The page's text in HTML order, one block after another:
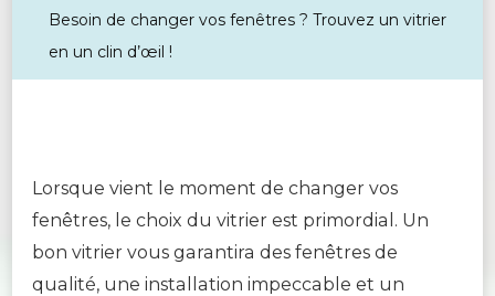
Besoin de changer vos fenêtres ? Trouvez un vitrier
en un clin d’œil !
Lorsque vient le moment de changer vos
fenêtres, le choix du vitrier est primordial. Un
bon vitrier vous garantira des fenêtres de
qualité, une installation impeccable et un